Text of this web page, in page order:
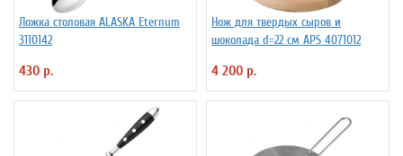
Ложка столовая ALASKA Eternum
3110142
430 р.
Нож для твердых сыров и
шоколада d=22 см APS 4071012
4 200 р.